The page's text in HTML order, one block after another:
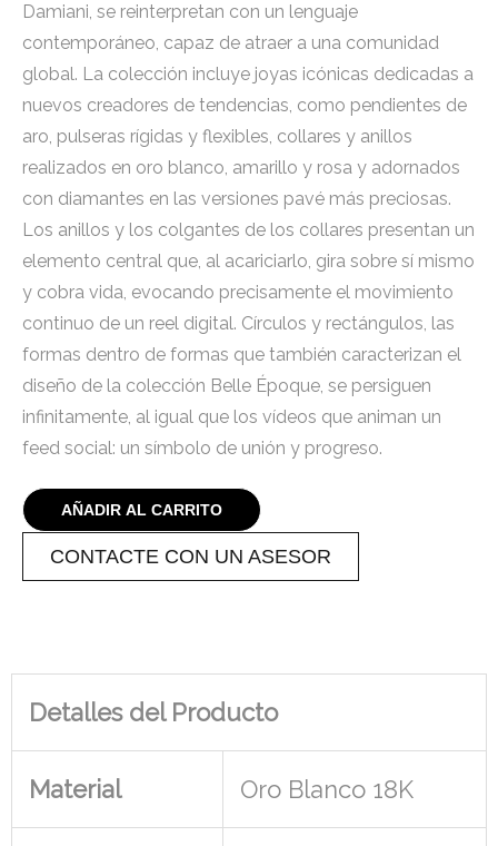
Damiani, se reinterpretan con un lenguaje
contemporáneo, capaz de atraer a una comunidad
global. La colección incluye joyas icónicas dedicadas a
nuevos creadores de tendencias, como pendientes de
aro, pulseras rígidas y flexibles, collares y anillos
realizados en oro blanco, amarillo y rosa y adornados
con diamantes en las versiones pavé más preciosas.
Los anillos y los colgantes de los collares presentan un
elemento central que, al acariciarlo, gira sobre sí mismo
y cobra vida, evocando precisamente el movimiento
continuo de un reel digital. Círculos y rectángulos, las
formas dentro de formas que también caracterizan el
diseño de la colección Belle Époque, se persiguen
infinitamente, al igual que los vídeos que animan un
feed social: un símbolo de unión y progreso.
AÑADIR AL CARRITO
CONTACTE CON UN ASESOR
Detalles del Producto
Material Oro Blanco 18K